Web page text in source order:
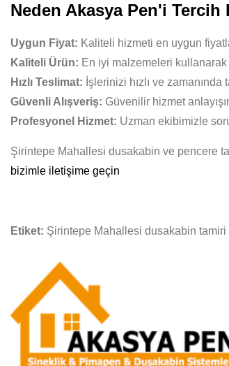
Neden Akasya Pen'i
Uygun Fiyat: Kaliteli hizmeti en uygun
Kaliteli Ürün: En iyi malzemeleri
Hızlı Teslimat: İşlerinizi hızlı ve zamanında
Güvenli Alışveriş: Güvenilir hizmet
Profesyonel Hizmet: Uzman ekibimizle
Şirintepe Mahallesi dusakabin ve pencere
bizimle iletişime geçin
Etiket: Şirintepe Mahallesi dusakabin